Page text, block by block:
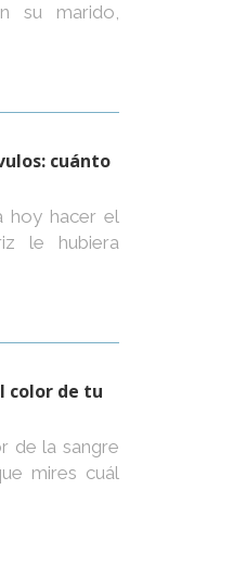
su marido,
cuánto
hoy hacer el
le hubiera
color de tu
de la sangre
mires cuál